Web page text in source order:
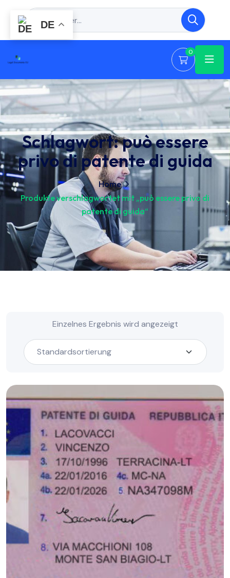
0
Schlagwort:può essere
privo di patente di guida
Home
Produkte verschlagwortet mit „può essere privo di
patente di guida“
Einzelnes Ergebnis wird angezeigt
DE